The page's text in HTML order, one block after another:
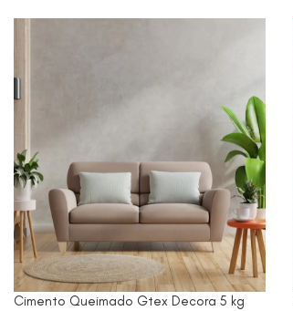
Cimento Queimado Gtex Decora 5 kg